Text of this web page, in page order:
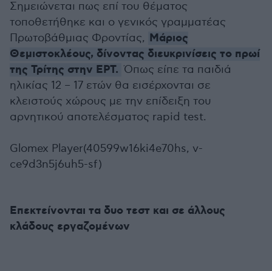
Σημειώνεται πως επί του θέματος
τοποθετήθηκε και ο γενικός γραμματέας
Πρωτοβάθμιας Φροντίας, Μάριος
Θεμιστοκλέους, δίνοντας διευκρινίσεις το πρωί
της Τρίτης στην ΕΡΤ. Όπως είπε τα παιδιά
ηλικίας 12 – 17 ετών θα εισέρχονται σε
κλειστούς χώρους με την επίδειξη του
αρνητικού αποτελέσματος rapid test.
Glomex Player(40599w16ki4e70hs, v-
ce9d3n5j6uh5-sf)
Επεκτείνονται τα δυο τεστ και σε άλλους
κλάδους εργαζομένων